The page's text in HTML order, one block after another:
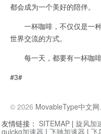
都会成为一个美好的陪伴。
一杯咖啡，不仅仅是一种
世界交流的方式。
每一天，都要有一杯咖啡
#3#
© 2026 MovableType中文网
友情链接： SITEMAP | 旋风加
quickq加速器 | 飞驰加速器 | 飞